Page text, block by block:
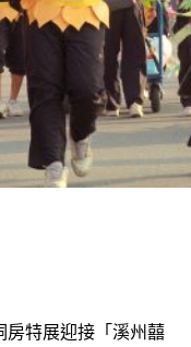
房特展迎接「溪州囍